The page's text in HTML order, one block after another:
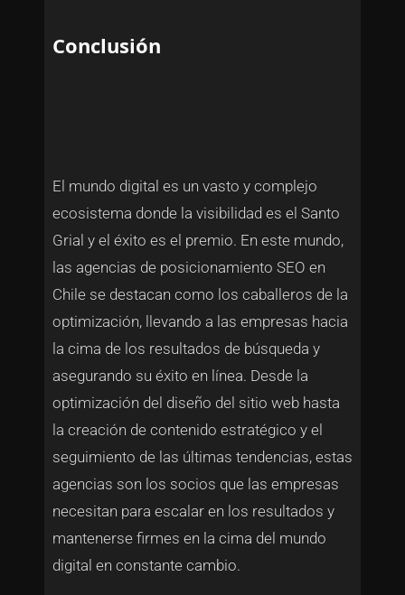
Conclusión
El mundo digital es un vasto y complejo
ecosistema donde la visibilidad es el Santo
Grial y el éxito es el premio. En este mundo,
las agencias de posicionamiento SEO en
Chile se destacan como los caballeros de la
optimización, llevando a las empresas hacia
la cima de los resultados de búsqueda y
asegurando su éxito en línea. Desde la
optimización del diseño del sitio web hasta
la creación de contenido estratégico y el
seguimiento de las últimas tendencias, estas
agencias son los socios que las empresas
necesitan para escalar en los resultados y
mantenerse firmes en la cima del mundo
digital en constante cambio.